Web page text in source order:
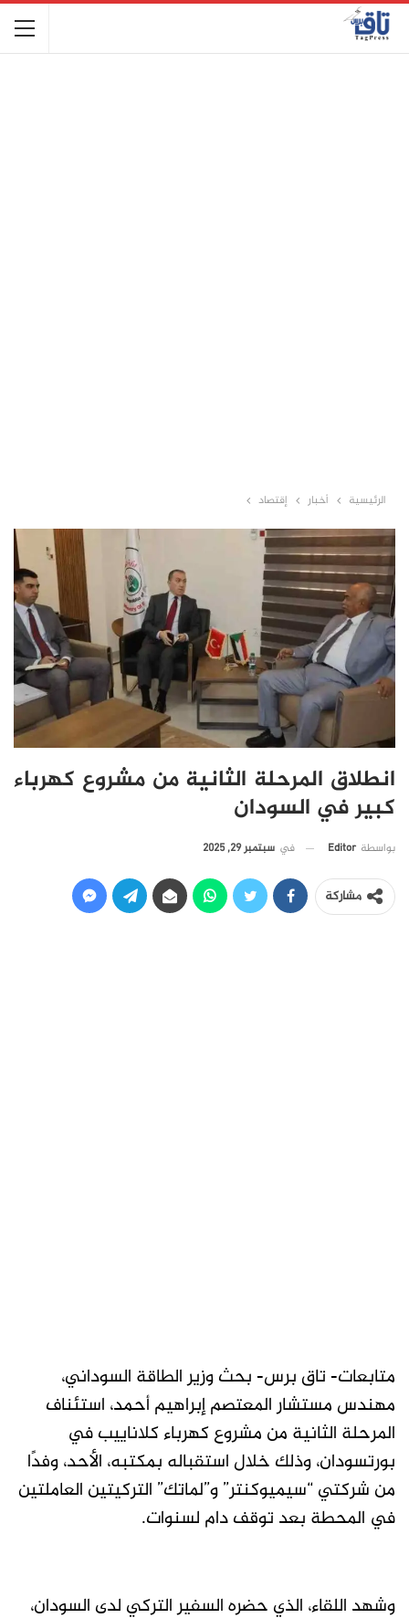
الرئيسية أخبار إقتصاد
انطلاق المرحلة الثانية من مشروع كهرباء
كبير في السودان
بواسطة Editor في سبتمبر 29, 2025
مشاركة
متابعات- تاق برس- بحث وزير الطاقة السوداني،
مهندس مستشار المعتصم إبراهيم أحمد، استئناف
المرحلة الثانية من مشروع كهرباء كلاناييب في
بورتسودان، وذلك خلال استقباله بمكتبه، الأحد، وفدًا
من شركتي “سيميوكنتر” و”لماتك” التركيتين العاملتين
في المحطة بعد توقف دام لسنوات.
وشهد اللقاء، الذي حضره السفير التركي لدى السودان،